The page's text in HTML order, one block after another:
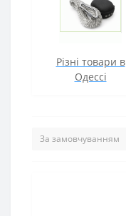
Різні товари в
Одессі